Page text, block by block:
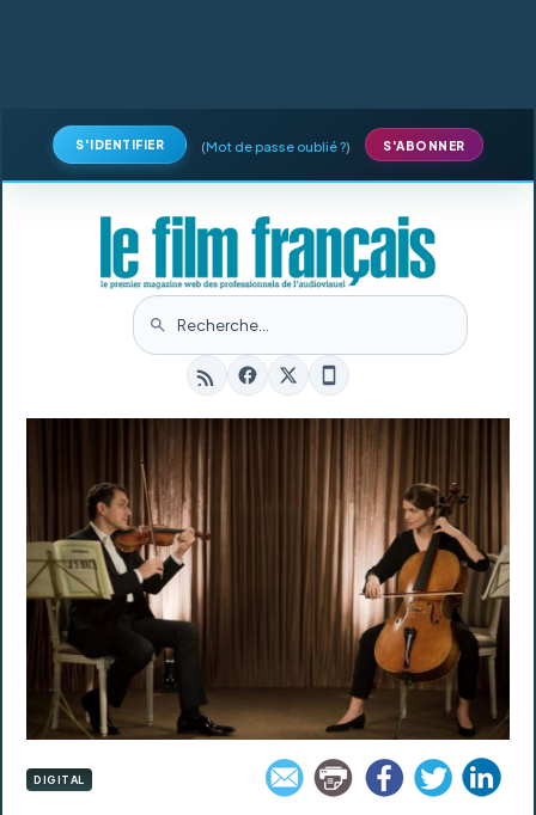
S'IDENTIFIER (Mot de passe oublié ?) S'ABONNER
DIGITAL